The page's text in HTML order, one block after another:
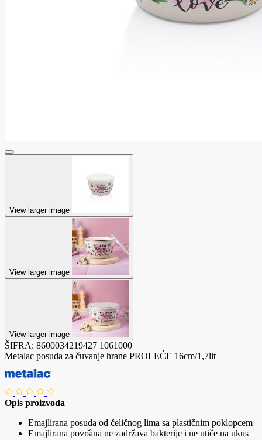
View larger image
View larger image
View larger image
ŠIFRA: 8600034219427 1061000
Metalac posuda za čuvanje hrane PROLEĆE 16cm/1,7lit
Opis proizvoda
Emajlirana posuda od čeličnog lima sa plastičnim poklopcem
Emajlirana površina ne zadržava bakterije i ne utiče na ukus